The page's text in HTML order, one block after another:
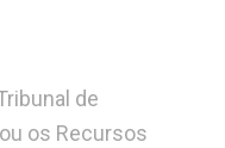
de
os Recursos